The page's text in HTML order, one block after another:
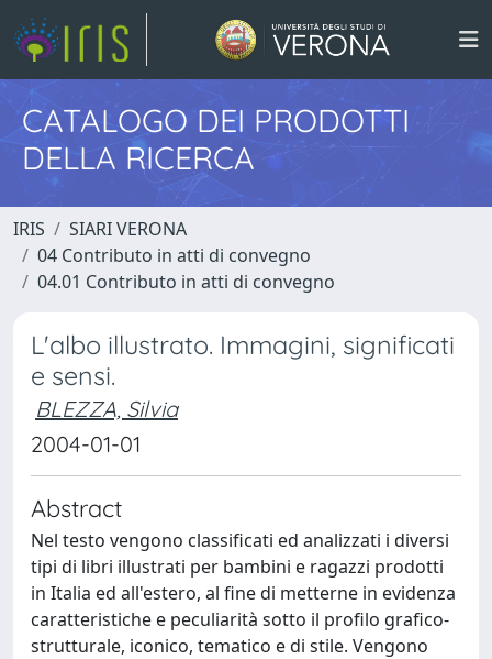
CATALOGO DEI PRODOTTI
DELLA RICERCA
IRIS
SIARI VERONA
04 Contributo in atti di convegno
04.01 Contributo in atti di convegno
L'albo illustrato. Immagini, significati
e sensi.
BLEZZA, Silvia
2004-01-01
Abstract
Nel testo vengono classificati ed analizzati i diversi
tipi di libri illustrati per bambini e ragazzi prodotti
in Italia ed all'estero, al fine di metterne in evidenza
caratteristiche e peculiarità sotto il profilo grafico-
strutturale, iconico, tematico e di stile. Vengono